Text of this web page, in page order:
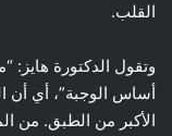
القلب.
وتقول الدكتورة هايز:
أساس الوجبة”، أي أن
الأكبر من الطبق. من